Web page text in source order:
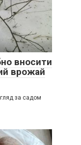
вносити
врожай
за садом